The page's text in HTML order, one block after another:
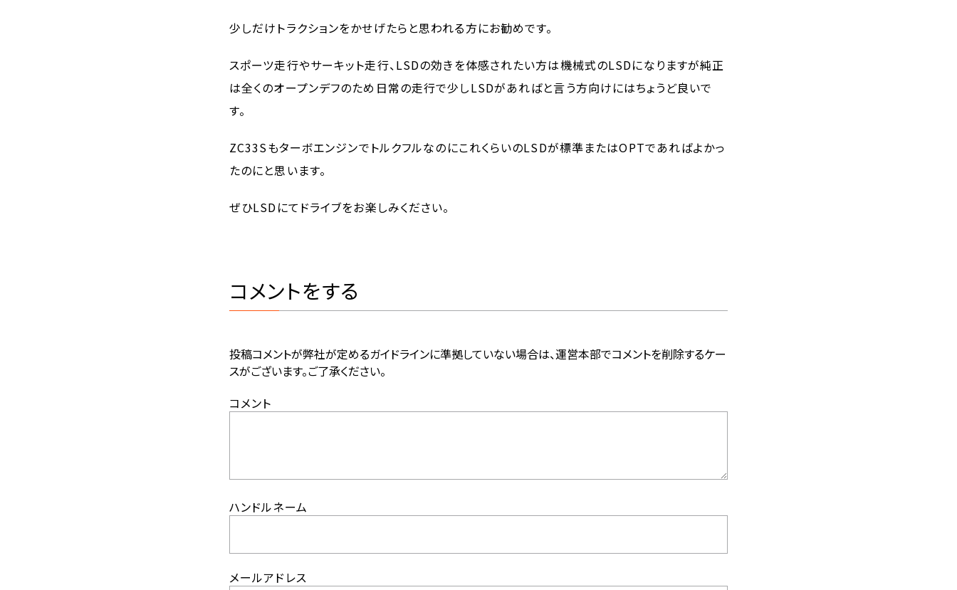
少しだけトラクションをかせげたらと思われる方にお勧めです。
スポーツ走行やサーキット走行、LSDの効きを体感されたい方は機械式のLSDになりますが純正
は全くのオープンデフのため日常の走行で少しLSDがあればと言う方向けにはちょうど良いで
す。
ZC33SもターボエンジンでトルクフルなのにこれくらいのLSDが標準またはOPTであればよかっ
たのにと思います。
ぜひLSDにてドライブをお楽しみください。
コメントをする
投稿コメントが弊社が定めるガイドラインに準拠していない場合は、運営本部でコメントを削除するケー
スがございます。ご了承ください。
コメント
ハンドルネーム
メールアドレス